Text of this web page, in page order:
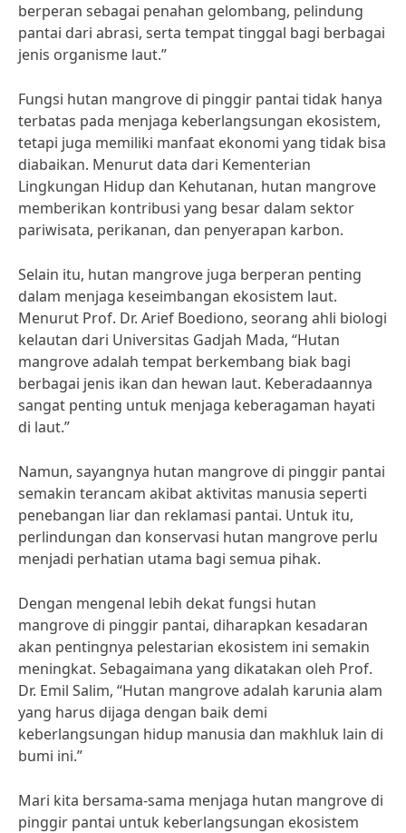
berperan sebagai penahan gelombang, pelindung
pantai dari abrasi, serta tempat tinggal bagi berbagai
jenis organisme laut.”
Fungsi hutan mangrove di pinggir pantai tidak hanya
terbatas pada menjaga keberlangsungan ekosistem,
tetapi juga memiliki manfaat ekonomi yang tidak bisa
diabaikan. Menurut data dari Kementerian
Lingkungan Hidup dan Kehutanan, hutan mangrove
memberikan kontribusi yang besar dalam sektor
pariwisata, perikanan, dan penyerapan karbon.
Selain itu, hutan mangrove juga berperan penting
dalam menjaga keseimbangan ekosistem laut.
Menurut Prof. Dr. Arief Boediono, seorang ahli biologi
kelautan dari Universitas Gadjah Mada, “Hutan
mangrove adalah tempat berkembang biak bagi
berbagai jenis ikan dan hewan laut. Keberadaannya
sangat penting untuk menjaga keberagaman hayati
di laut.”
Namun, sayangnya hutan mangrove di pinggir pantai
semakin terancam akibat aktivitas manusia seperti
penebangan liar dan reklamasi pantai. Untuk itu,
perlindungan dan konservasi hutan mangrove perlu
menjadi perhatian utama bagi semua pihak.
Dengan mengenal lebih dekat fungsi hutan
mangrove di pinggir pantai, diharapkan kesadaran
akan pentingnya pelestarian ekosistem ini semakin
meningkat. Sebagaimana yang dikatakan oleh Prof.
Dr. Emil Salim, “Hutan mangrove adalah karunia alam
yang harus dijaga dengan baik demi
keberlangsungan hidup manusia dan makhluk lain di
bumi ini.”
Mari kita bersama-sama menjaga hutan mangrove di
pinggir pantai untuk keberlangsungan ekosistem